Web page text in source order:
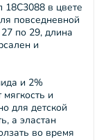
18С3088 в цвете
повседневной
по 29, длина
и
и 2%
и
для детской
а эластан
во время